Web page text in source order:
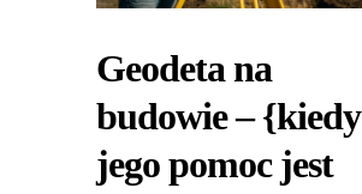
Geodeta na
budowie – {kiedy
jego pomoc jest